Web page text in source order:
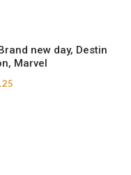
new day, Destin
Marvel